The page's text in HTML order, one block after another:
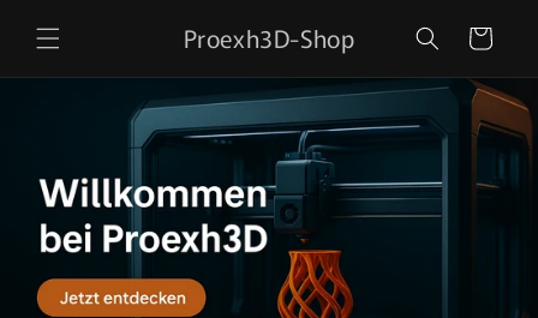
zum
Inhalt
Proexh3D-Shop Warenkorb